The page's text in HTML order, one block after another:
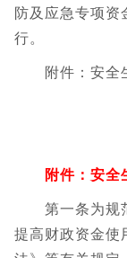
防及应急专项资
行。
附件：安全生
附件：安全
第一条为规范
提高财政资金使